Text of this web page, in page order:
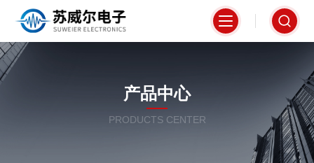
产品中心
PRODUCTS CENTER